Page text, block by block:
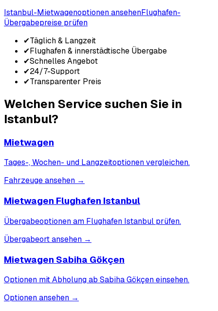
Istanbul-Mietwagenoptionen ansehenFlughafen-
Übergabepreise prüfen
✔Täglich & Langzeit
✔Flughafen & innerstädtische Übergabe
✔Schnelles Angebot
✔24/7-Support
✔Transparenter Preis
Welchen Service suchen Sie in
Istanbul?
Mietwagen
Tages-, Wochen- und Langzeitoptionen vergleichen.
Fahrzeuge ansehen →
Mietwagen Flughafen Istanbul
Übergabeoptionen am Flughafen Istanbul prüfen.
Übergabeort ansehen →
Mietwagen Sabiha Gökçen
Optionen mit Abholung ab Sabiha Gökçen einsehen.
Optionen ansehen →